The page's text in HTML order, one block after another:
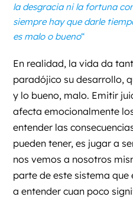
la desgracia ni la fortuna
siempre hay que darle
es malo o bueno“
En realidad, la vida da
paradójico su desarrollo,
y lo bueno, malo. Emitir
afecta emocionalmente
entender las
pueden tener, es jugar a
nos vemos a nosotros
parte de este sistema
a entender cuan poco